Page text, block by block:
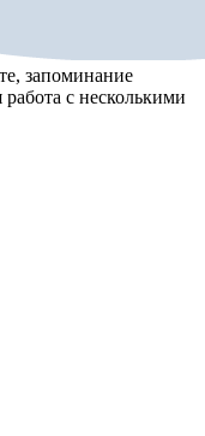
запоминание
работа с несколькими